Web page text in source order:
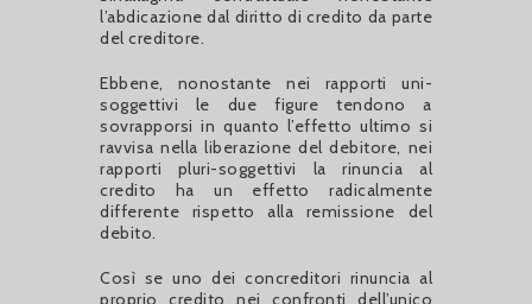
l’abdicazione dal diritto di credito da parte
del creditore.
Ebbene, nonostante nei rapporti uni-
soggettivi le due figure tendono a
sovrapporsi in quanto l’effetto ultimo si
ravvisa nella liberazione del debitore, nei
rapporti pluri-soggettivi la rinuncia al
credito ha un effetto radicalmente
differente rispetto alla remissione del
debito.
Così se uno dei concreditori rinuncia al
proprio credito nei confronti dell’unico